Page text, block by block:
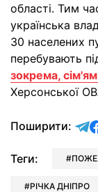
області. Тим
українська
30 населених
перебувають
зокрема,
Херсонської
Поширити:
Теги:
РІЧКА ДНІПРО